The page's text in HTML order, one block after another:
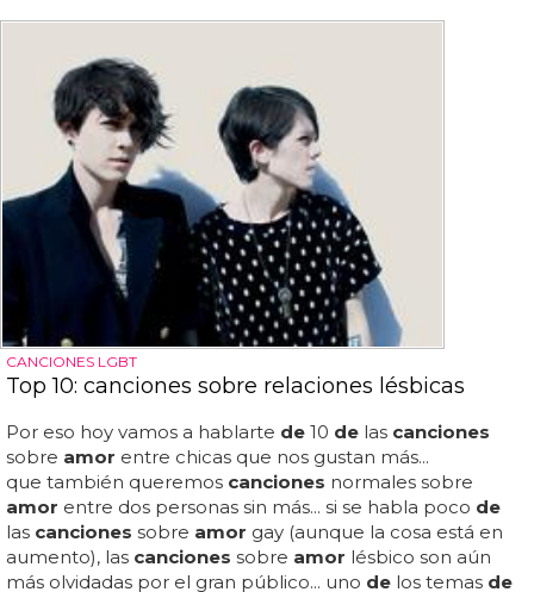
CANCIONES LGBT
Top 10: canciones sobre relaciones lésbicas
Por eso hoy vamos a hablarte de 10 de las canciones
sobre amor entre chicas que nos gustan más...
que también queremos canciones normales sobre
amor entre dos personas sin más... si se habla poco de
las canciones sobre amor gay (aunque la cosa está en
aumento), las canciones sobre amor lésbico son aún
más olvidadas por el gran público... uno de los temas de